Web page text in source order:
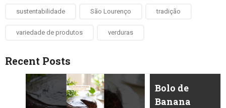
sustentabilidade São Lourenço tradição
variedade de produtos verduras
Recent Posts
Bolo de
Banana